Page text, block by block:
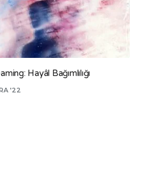
Hayâl Bağımlılığı
'22